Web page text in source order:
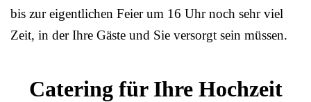
bis zur eigentlichen Feier um 16 Uhr noch sehr viel
Zeit, in der Ihre Gäste und Sie versorgt sein müssen.
Catering für Ihre Hochzeit